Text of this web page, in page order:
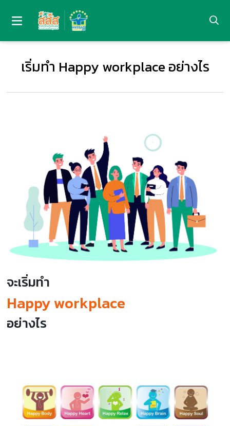
เริ่มทำ Happy workplace อย่างไร
จะเริ่มทำ
Happy workplace
อย่างไร